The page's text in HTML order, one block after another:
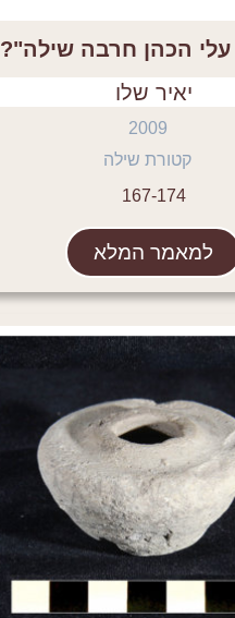
הכהן חרבה שילה"?
יאיר שלו
2009
קטורת שילה
167-174
למאמר המלא